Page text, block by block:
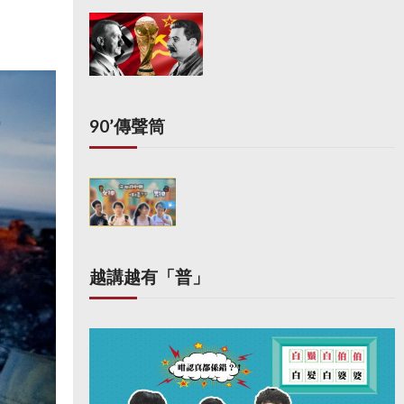
90’傳聲筒
越講越有「普」